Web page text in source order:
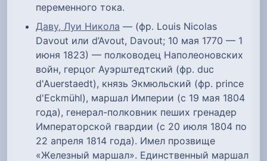
переменного тока.
Даву, Луи Никола — (фр. Louis Nicolas
Davout или d’Avout, Davout; 10 мая 1770 — 1
июня 1823) — полководец Наполеоновских
войн, герцог Ауэрштедтский (фр. duc
d'Auerstaedt), князь Экмюльский (фр. prince
d'Eckmühl), маршал Империи (с 19 мая 1804
года), генерал-полковник пеших гренадер
Императорской гвардии (с 20 июля 1804 по
22 апреля 1814 года). Имел прозвище
«Железный маршал». Единственный маршал